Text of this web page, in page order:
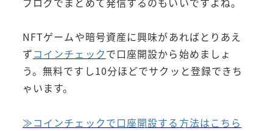
NFTゲームや暗号資産に興味があればとりあえ
ずコインチェックで口座開設から始めましょ
う。無料ですし10分ほどでサクッと登録できち
ゃいます。
≫コインチェックで口座開設する方法はこちら